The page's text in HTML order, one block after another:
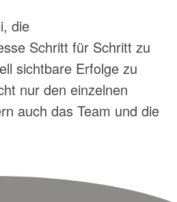
die
Schritt für Schritt zu
sichtbare Erfolge zu
nur den einzelnen
auch das Team und die